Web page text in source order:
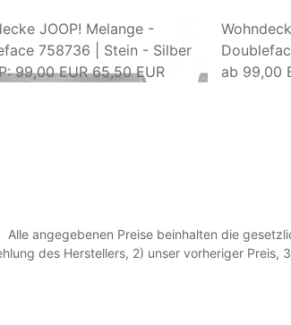
JOOP! Melange -
758736 | Stein - Silber
99,00 EUR 65,50 EUR
ab 99,00
Alle angegebenen Preise beinhalten die
des Herstellers, 2) unser vorheriger